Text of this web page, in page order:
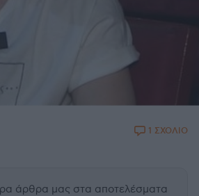
1 ΣΧΟΛΙΟ
άρθρα μας στα αποτελέσματα